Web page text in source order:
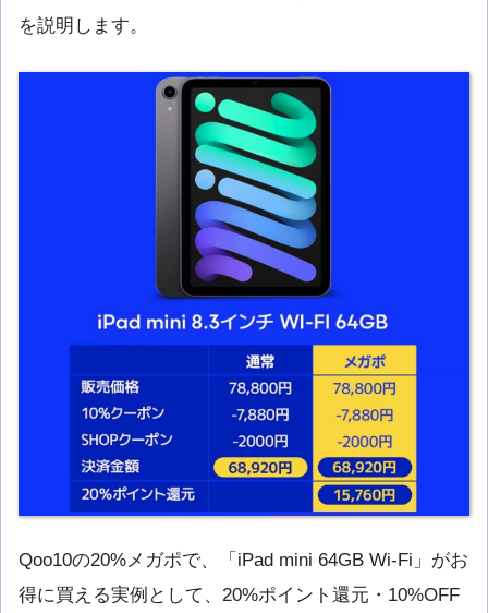
を説明します。
Qoo10の20%メガポで、「iPad mini 64GB Wi-Fi」がお
得に買える実例として、20%ポイント還元・10%OFF